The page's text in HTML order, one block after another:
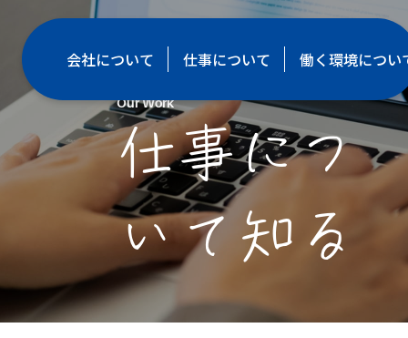
会社について 仕事について 働く環境につい
Our Work
仕事につ
いて知る